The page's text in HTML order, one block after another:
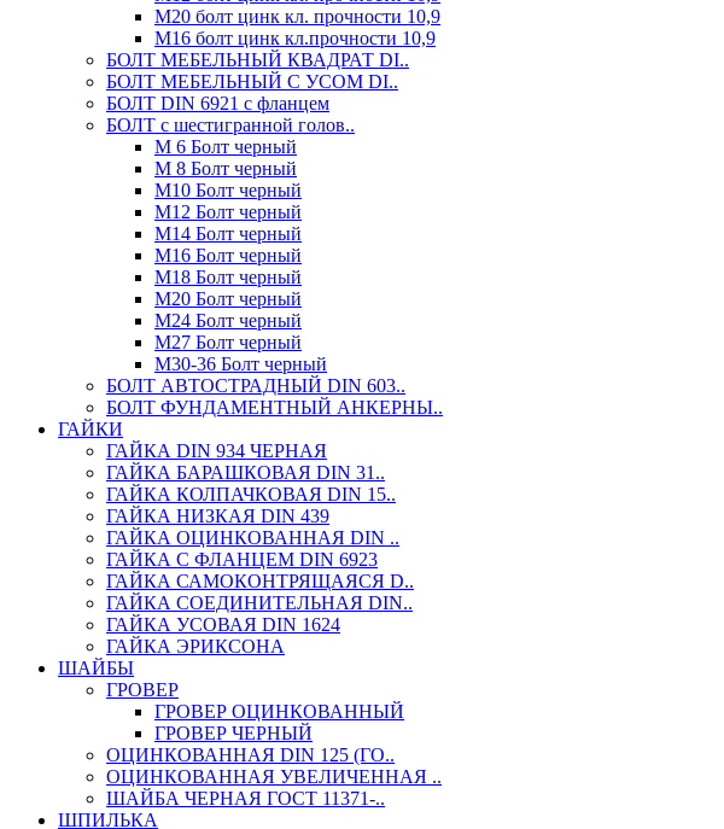
М20 болт цинк кл. прочности 10,9
М16 болт цинк кл.прочности 10,9
БОЛТ МЕБЕЛЬНЫЙ КВАДРАТ DI..
БОЛТ МЕБЕЛЬНЫЙ С УСОМ DI..
БОЛТ DIN 6921 c фланцем
БОЛТ с шестигранной голов..
М 6 Болт черный
М 8 Болт черный
М10 Болт черный
М12 Болт черный
М14 Болт черный
М16 Болт черный
М18 Болт черный
М20 Болт черный
М24 Болт черный
М27 Болт черный
М30-36 Болт черный
БОЛТ АВТОСТРАДНЫЙ DIN 603..
БОЛТ ФУНДАМЕНТНЫЙ АНКЕРНЫ..
ГАЙКИ
ГАЙКА DIN 934 ЧЕРНАЯ
ГАЙКА БАРАШКОВАЯ DIN 31..
ГАЙКА КОЛПАЧКОВАЯ DIN 15..
ГАЙКА НИЗКАЯ DIN 439
ГАЙКА ОЦИНКОВАННАЯ DIN ..
ГАЙКА С ФЛАНЦЕМ DIN 6923
ГАЙКА САМОКОНТРЯЩАЯСЯ D..
ГАЙКА СОЕДИНИТЕЛЬНАЯ DIN..
ГАЙКА УСОВАЯ DIN 1624
ГАЙКА ЭРИКСОНА
ШАЙБЫ
ГРОВЕР
ГРОВЕР ОЦИНКОВАННЫЙ
ГРОВЕР ЧЕРНЫЙ
ОЦИНКОВАННАЯ DIN 125 (ГО..
ОЦИНКОВАННАЯ УВЕЛИЧЕННАЯ ..
ШАЙБА ЧЕРНАЯ ГОСТ 11371-..
ШПИЛЬКА